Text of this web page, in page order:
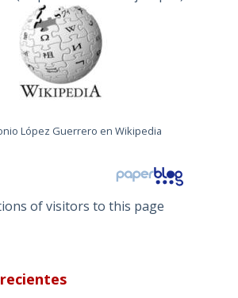
López Guerrero en Wikipedia